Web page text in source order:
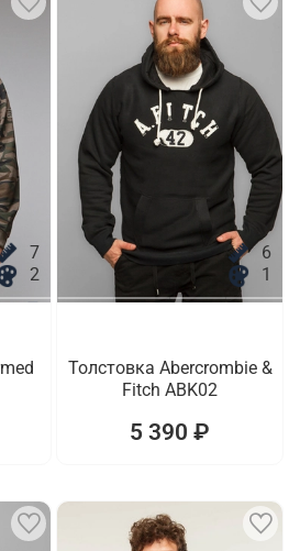
7
2
6
1
Толстовка Abercrombie &
Fitch ABK02
5 390 ₽